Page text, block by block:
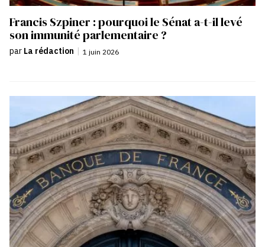
Francis Szpiner : pourquoi le Sénat a-t-il levé
son immunité parlementaire ?
par La rédaction | 1 juin 2026